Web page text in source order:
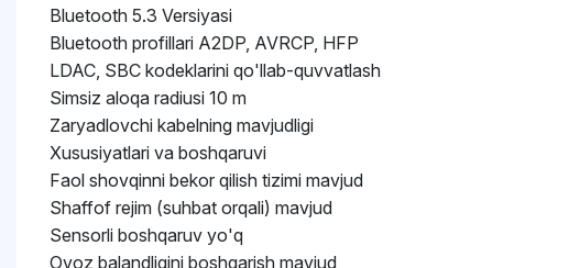
Bluetooth 5.3 Versiyasi
Bluetooth profillari A2DP, AVRCP, HFP
LDAC, SBC kodeklarini qo'llab-quvvatlash
Simsiz aloqa radiusi 10 m
Zaryadlovchi kabelning mavjudligi
Xususiyatlari va boshqaruvi
Faol shovqinni bekor qilish tizimi mavjud
Shaffof rejim (suhbat orqali) mavjud
Sensorli boshqaruv yo'q
Ovoz balandligini boshqarish mavjud